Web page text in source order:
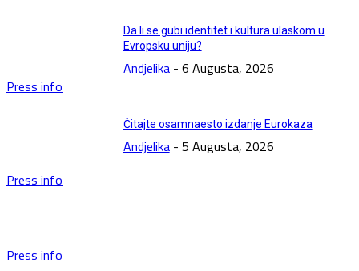
Press info
Da li se gubi identitet i kultura ulaskom u
Evropsku uniju?
Andjelika - 6 Augusta, 2026
Press info
Čitajte osamnaesto izdanje Eurokaza
Andjelika - 5 Augusta, 2026
Press info